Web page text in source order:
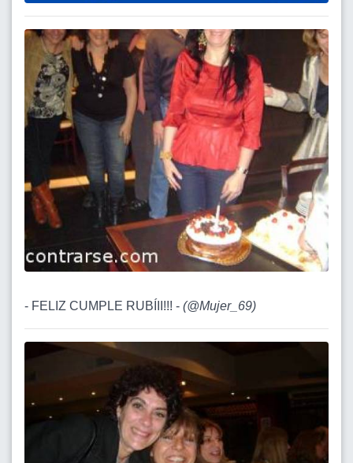
- FELIZ CUMPLE RUBÍII!!! - (@Mujer_69)